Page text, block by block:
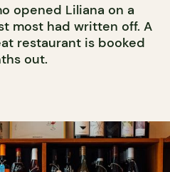
opened Liliana on a
most had written off. A
restaurant is booked
out.